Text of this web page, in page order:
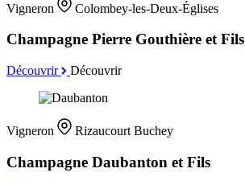
Vigneron Colombey-les-Deux-Églises
Champagne Pierre Gouthière et Fils
Découvrir Découvrir
Vigneron Rizaucourt Buchey
Champagne Daubanton et Fils